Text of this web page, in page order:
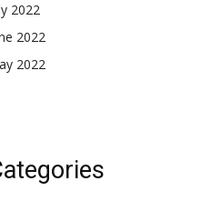
2022
2022
2022